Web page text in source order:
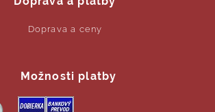
Doprava a ceny
Možnosti platby